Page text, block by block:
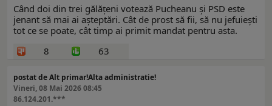
Când doi din trei gălățeni votează Pucheanu și PSD este
jenant să mai ai așteptări. Cât de prost să fii, să nu jefuiești
tot ce se poate, cât timp ai primit mandat pentru asta.
8
63
postat de Alt primar!Alta administratie!
Vineri, 08 Mai 2026 08:45
86.124.201.***